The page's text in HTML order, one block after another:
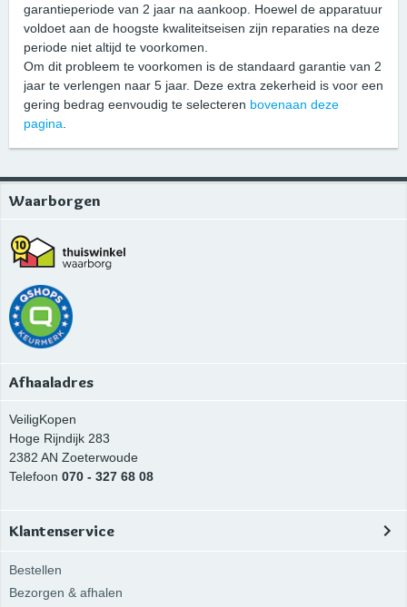
garantieperiode van 2 jaar na aankoop. Hoewel de apparatuur
voldoet aan de hoogste kwaliteitseisen zijn reparaties na deze
periode niet altijd te voorkomen.
Om dit probleem te voorkomen is de standaard garantie van 2
jaar te verlengen naar 5 jaar. Deze extra zekerheid is voor een
gering bedrag eenvoudig te selecteren bovenaan deze
pagina
Waarborgen
Afhaaladres
VeiligKopen
Hoge Rijndijk 283
2382 AN Zoeterwoude
Telefoon 070 - 327 68 08
Klantenservice
Bestellen
Bezorgen & afhalen